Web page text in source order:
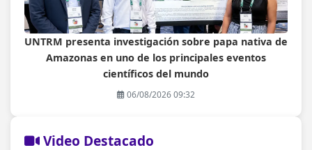
UNTRM presenta investigación sobre papa nativa de
Amazonas en uno de los principales eventos
científicos del mundo
06/08/2026 09:32
Video Destacado